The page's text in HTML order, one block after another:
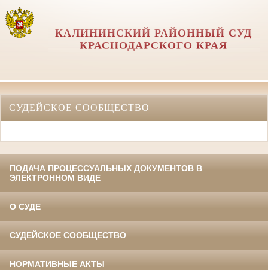
КАЛИНИНСКИЙ РАЙОННЫЙ СУД
КРАСНОДАРСКОГО КРАЯ
СУДЕЙСКОЕ СООБЩЕСТВО
ПОДАЧА ПРОЦЕССУАЛЬНЫХ ДОКУМЕНТОВ В
ЭЛЕКТРОННОМ ВИДЕ
О СУДЕ
СУДЕЙСКОЕ СООБЩЕСТВО
НОРМАТИВНЫЕ АКТЫ